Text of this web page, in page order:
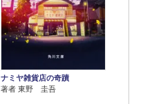
ナミヤ雑貨店の奇蹟
著者 東野 圭吾